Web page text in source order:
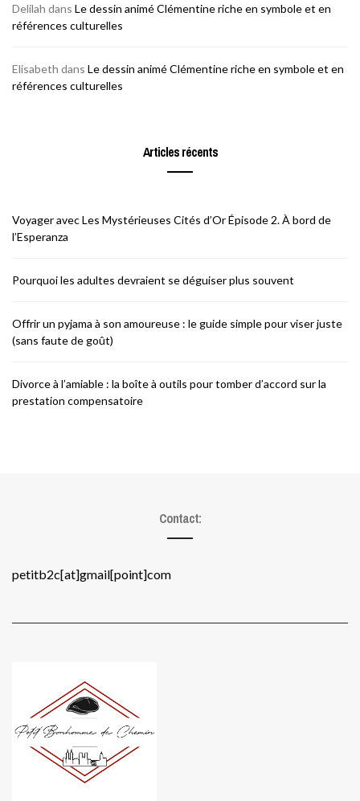
Delilah dans Le dessin animé Clémentine riche en symbole et en
références culturelles
Elisabeth dans Le dessin animé Clémentine riche en symbole et en
références culturelles
Articles récents
Voyager avec Les Mystérieuses Cités d’Or Épisode 2. À bord de
l’Esperanza
Pourquoi les adultes devraient se déguiser plus souvent
Offrir un pyjama à son amoureuse : le guide simple pour viser juste
(sans faute de goût)
Divorce à l’amiable : la boîte à outils pour tomber d’accord sur la
prestation compensatoire
Contact:
petitb2c[at]gmail[point]com